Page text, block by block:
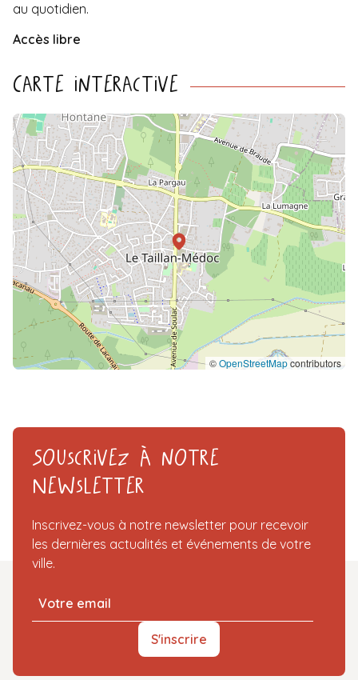
au quotidien.
Accès libre
Carte interactive
©OpenStreetMapcontributors
Souscrivez à notre
Newsletter
Inscrivez-vous à notre newsletter pour recevoir
les dernières actualités et événements de votre
ville.
S'inscrire